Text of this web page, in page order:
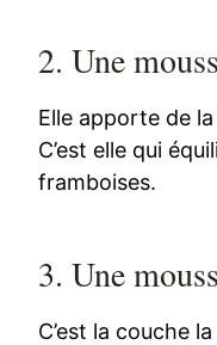
2. Une
Elle apporte de
C’est elle qui
framboises.
3. Une
C’est la couche